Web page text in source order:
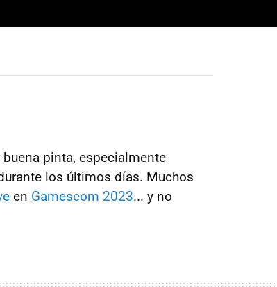
pinta, especialmente
los últimos días. Muchos
en Gamescom 2023... y no